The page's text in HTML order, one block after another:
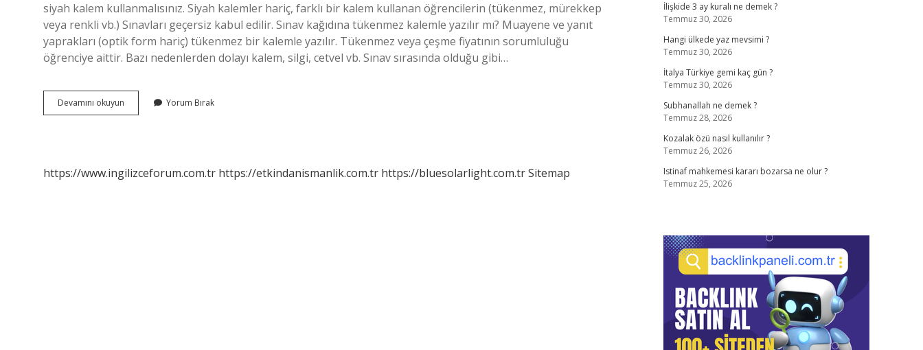
siyah kalem kullanmalısınız. Siyah kalemler hariç, farklı bir kalem kullanan öğrencilerin (tükenmez, mürekkep
veya renkli vb.) Sınavları geçersiz kabul edilir. Sınav kağıdına tükenmez kalemle yazılır mı? Muayene ve yanıt
yaprakları (optik form hariç) tükenmez bir kalemle yazılır. Tükenmez veya çeşme fiyatının sorumluluğu
öğrenciye aittir. Bazı nedenlerden dolayı kalem, silgi, cetvel vb. Sınav sırasında olduğu gibi…
Devamını okuyun
Hangi
Yorum Bırak
https://www.ingilizceforum.com.tr https://etkindanismanlik.com.tr https://bluesolarlight.com.trSitemap
İlişkide 3 ay kuralı ne demek ?
Temmuz 30, 2026
Hangi ülkede yaz mevsimi ?
Temmuz 30, 2026
İtalya Türkiye gemi kaç gün ?
Temmuz 30, 2026
Subhanallah ne demek ?
Temmuz 28, 2026
Kozalak özü nasıl kullanılır ?
Temmuz 26, 2026
Istinaf mahkemesi kararı bozarsa ne olur ?
Temmuz 25, 2026